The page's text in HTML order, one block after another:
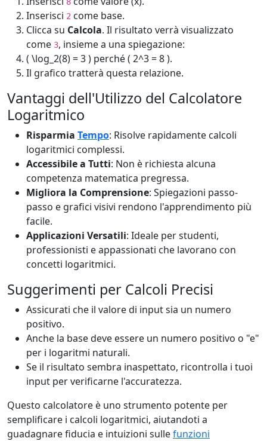
Inserisci 2 come base.
Clicca su Calcola. Il risultato verrà visualizzato
come 3, insieme a una spiegazione:
( \log_2(8) = 3 ) perché ( 2^3 = 8 ).
Il grafico tratterà questa relazione.
Vantaggi dell'Utilizzo del Calcolatore
Logaritmico
Risparmia Tempo: Risolve rapidamente calcoli
logaritmici complessi.
Accessibile a Tutti: Non è richiesta alcuna
competenza matematica pregressa.
Migliora la Comprensione: Spiegazioni passo-
passo e grafici visivi rendono l'apprendimento più
facile.
Applicazioni Versatili: Ideale per studenti,
professionisti e appassionati che lavorano con
concetti logaritmici.
Suggerimenti per Calcoli Precisi
Assicurati che il valore di input sia un numero
positivo.
Anche la base deve essere un numero positivo o "e"
per i logaritmi naturali.
Se il risultato sembra inaspettato, ricontrolla i tuoi
input per verificarne l'accuratezza.
Questo calcolatore è uno strumento potente per
semplificare i calcoli logaritmici, aiutandoti a
guadagnare fiducia e intuizioni sullefunzioni